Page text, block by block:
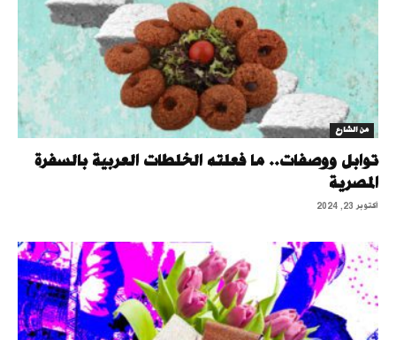
من الشارع
توابل ووصفات.. ما فعلته الخلطات العربية بالسفرة
المصرية
أكتوبر 23, 2024